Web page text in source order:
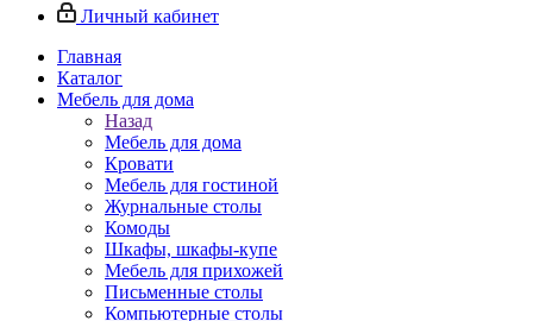
Личный кабинет
Главная
Каталог
Мебель для дома
Назад
Мебель для дома
Кровати
Мебель для гостиной
Журнальные столы
Комоды
Шкафы, шкафы-купе
Мебель для прихожей
Письменные столы
Компьютерные столы